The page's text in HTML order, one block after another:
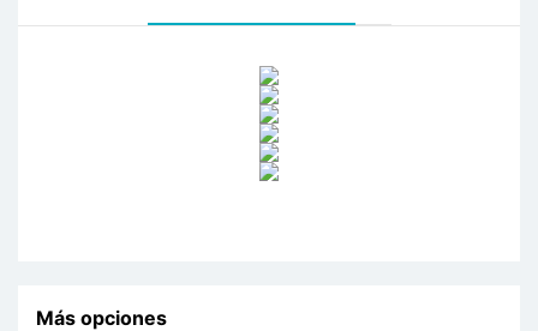
Más opciones